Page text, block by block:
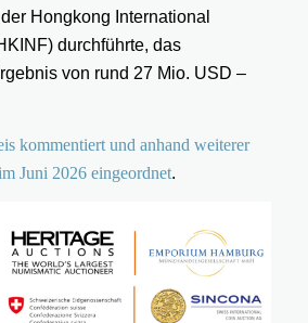
Hongkong International
durchführte, das
von rund 27 Mio. USD –
kommentiert und anhand weiterer
Juni 2026 eingeordnet.